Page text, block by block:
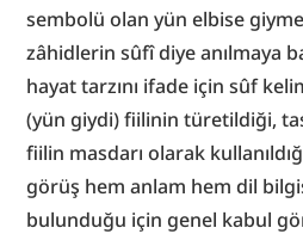
sembolü olan yün elbise
zâhidlerin sûfî diye anılmaya
hayat tarzını ifade için sûf
(yün giydi) fiilinin türetildiği,
fiilin masdarı olarak
görüş hem anlam hem dil
bulunduğu için genel kabul